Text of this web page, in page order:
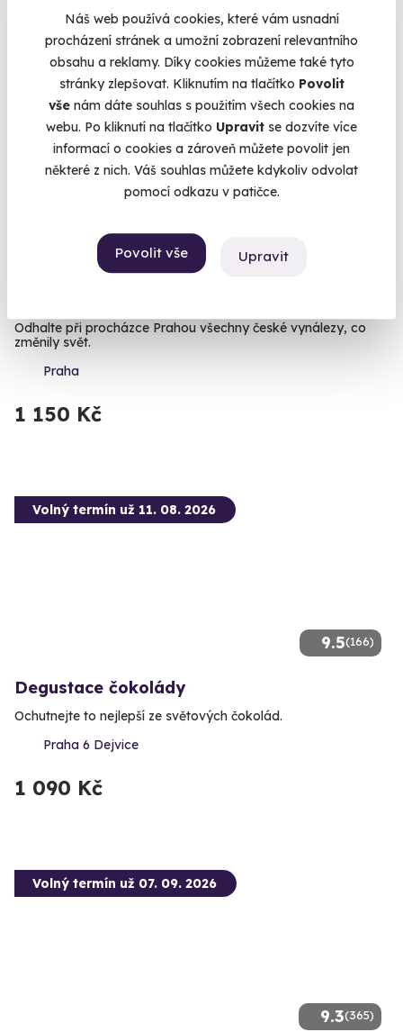
Náš web používá cookies, které vám usnadní
procházení stránek a umožní zobrazení relevantního
obsahu a reklamy. Díky cookies můžeme také tyto
stránky zlepšovat. Kliknutím na tlačítko Povolit
vše nám dáte souhlas s použitím všech cookies na
webu. Po kliknutí na tlačítko Upravit se dozvíte více
informací o cookies a zároveň můžete povolit jen
některé z nich. Váš souhlas můžete kdykoliv odvolat
pomocí odkazu v patičce.
Povolit vše Upravit
1 190 Kč
Odhalte při procházce Prahou všechny české vynálezy, co
změnily svět.
Praha
1 150 Kč
9.5(166)
Volný termín už 11. 08. 2026
Degustace čokolády
Ochutnejte to nejlepší ze světových čokolád.
Praha 6 Dejvice
1 090 Kč
9.3(365)
Volný termín už 07. 09. 2026